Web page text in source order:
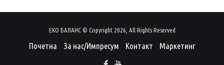
ЕКО БАЛАНС © Copyright 2026, All Rights Reserved
Почетна За нас/Импресум Контакт Маркетинг